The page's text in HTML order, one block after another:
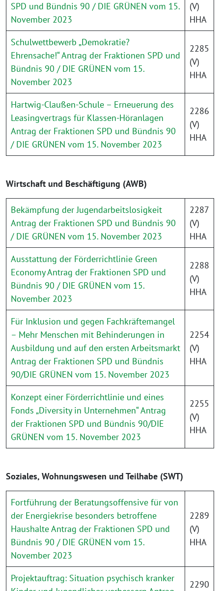
SPD und Bündnis 90 / DIE GRÜNEN vom 15.
November 2023
(V)
HHA
Schulwettbewerb „Demokratie?
Ehrensache!“ Antrag der Fraktionen SPD und
Bündnis 90 / DIE GRÜNEN vom 15.
November 2023
2285
(V)
HHA
Hartwig-Claußen-Schule – Erneuerung des
Leasingvertrags für Klassen-Höranlagen
Antrag der Fraktionen SPD und Bündnis 90
/ DIE GRÜNEN vom 15. November 2023
2286
(V)
HHA
Wirtschaft und Beschäftigung (AWB)
Bekämpfung der Jugendarbeitslosigkeit
Antrag der Fraktionen SPD und Bündnis 90
/ DIE GRÜNEN vom 15. November 2023
2287
(V)
HHA
Ausstattung der Förderrichtlinie Green
Economy Antrag der Fraktionen SPD und
Bündnis 90 / DIE GRÜNEN vom 15.
November 2023
2288
(V)
HHA
Für Inklusion und gegen Fachkräftemangel
– Mehr Menschen mit Behinderungen in
Ausbildung und auf den ersten Arbeitsmarkt
Antrag der Fraktionen SPD und Bündnis
90/DIE GRÜNEN vom 15. November 2023
2254
(V)
HHA
Konzept einer Förderrichtlinie und eines
Fonds „Diversity in Unternehmen“ Antrag
der Fraktionen SPD und Bündnis 90/DIE
GRÜNEN vom 15. November 2023
2255
(V)
HHA
Soziales, Wohnungswesen und Teilhabe (SWT)
Fortführung der Beratungsoffensive für von
der Energiekrise besonders betroffene
Haushalte Antrag der Fraktionen SPD und
Bündnis 90 / DIE GRÜNEN vom 15.
November 2023
2289
(V)
HHA
Projektauftrag: Situation psychisch kranker
2290